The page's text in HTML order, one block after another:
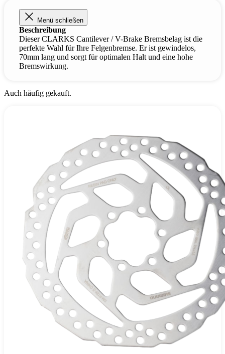
Menü schließen
Beschreibung
Dieser CLARKS Cantilever / V-Brake Bremsbelag ist die
perfekte Wahl für Ihre Felgenbremse. Er ist gewindelos,
70mm lang und sorgt für optimalen Halt und eine hohe
Bremswirkung.
Auch häufig gekauft.